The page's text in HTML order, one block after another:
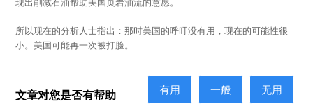
所以现在的分析人士指出：那时美国的呼吁没有用，现在的可能性很
小。美国可能再一次被打脸。
文章对您是否有帮助 有用 一般 无用